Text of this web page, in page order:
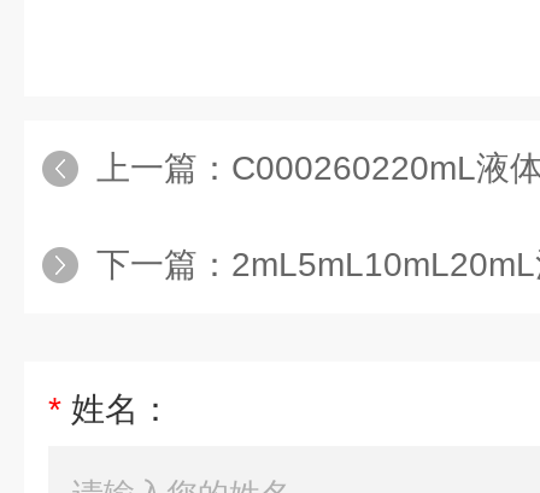
上一篇： C000260220mL液体闪
下一篇： 2mL5mL10mL20mL注
* 姓名：